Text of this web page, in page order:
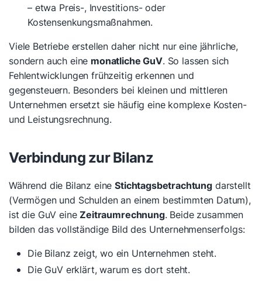
– etwa Preis-, Investitions- oder
Kostensenkungsmaßnahmen.
Viele Betriebe erstellen daher nicht nur eine jährliche,
sondern auch eine monatliche GuV. So lassen sich
Fehlentwicklungen frühzeitig erkennen und
gegensteuern. Besonders bei kleinen und mittleren
Unternehmen ersetzt sie häufig eine komplexe Kosten-
und Leistungsrechnung.
Verbindung zur Bilanz
Während die Bilanz eineStichtagsbetrachtungdarstellt
(Vermögen und Schulden an einem bestimmten Datum),
ist die GuV eineZeitraumrechnung. Beide zusammen
bilden das vollständige Bild des Unternehmenserfolgs:
Die Bilanz zeigt,wo ein Unternehmen steht.
Die GuV erklärt,warum es dort steht.